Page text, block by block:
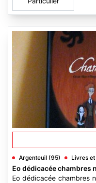
Argenteuil (95) Livres et
Eo dédicacée
Eo dédicacée chambres